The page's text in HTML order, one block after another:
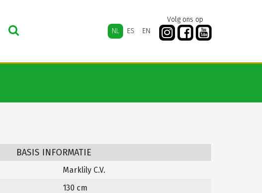
NL ES EN
Volg ons op
BASIS INFORMATIE
Marklily C.V.
130 cm